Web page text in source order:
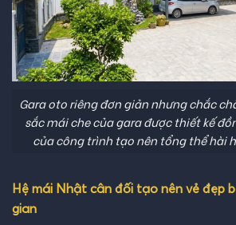
Gara oto riêng đơn giản nhưng chắc
sắc mái che của gara được thiết kế
của công trình tạo nên tổng thể hài
Hệ mái Nhật cân đối tạo nên vẻ đẹp
gian